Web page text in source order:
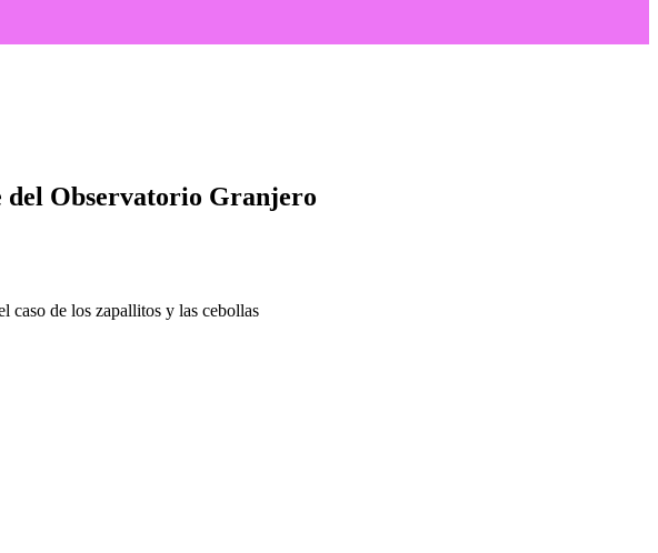
del Observatorio Granjero
caso de los zapallitos y las cebollas